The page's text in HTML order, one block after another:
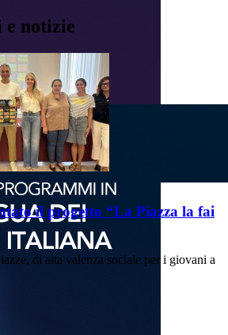
e notizie
il progetto “La Piazza la fai
di alta valenza sociale per i giovani a